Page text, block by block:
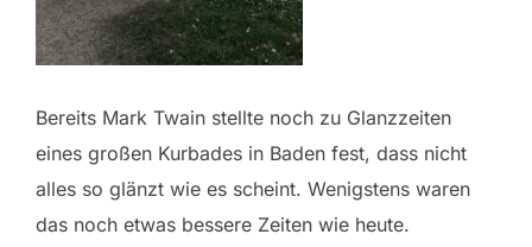
Bereits Mark Twain stellte noch zu Glanzzeiten
eines großen Kurbades in Baden fest, dass nicht
alles so glänzt wie es scheint. Wenigstens waren
das noch etwas bessere Zeiten wie heute.